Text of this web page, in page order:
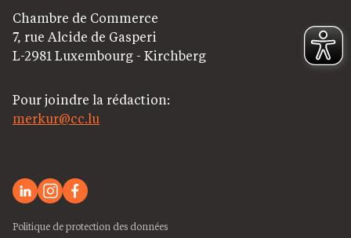
Chambre de Commerce
7, rue Alcide de Gasperi
L-2981 Luxembourg - Kirchberg
Pour joindre la rédaction:
merkur@cc.lu
Politique de protection des données